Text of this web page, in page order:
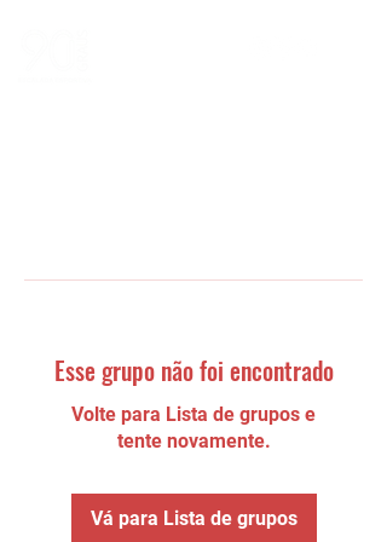
Esse grupo não foi encontrado
Volte para Lista de grupos e
tente novamente.
Vá para Lista de grupos